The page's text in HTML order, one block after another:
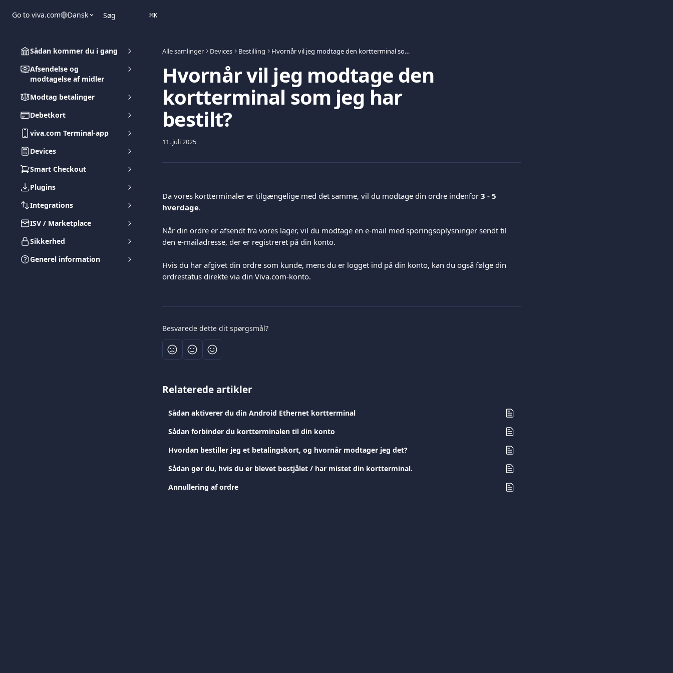
Go to viva.com Dansk Søg ⌘K
Sådan kommer du i gang
Afsendelse og
modtagelse af midler
Modtag betalinger
Debetkort
viva.com Terminal-app
Devices
Smart Checkout
Plugins
Integrations
ISV / Marketplace
Sikkerhed
Generel information
Alle samlinger Devices Bestilling Hvornår vil jeg modtage den kortterminal som jeg har bestilt?
Hvornår vil jeg modtage den
kortterminal som jeg har
bestilt?
11. juli 2025
Da vores kortterminaler er tilgængelige med det samme, vil du modtage din ordre indenfor 3 - 5
hverdage.
Når din ordre er afsendt fra vores lager, vil du modtage en e-mail med sporingsoplysninger sendt til
den e-mailadresse, der er registreret på din konto.
Hvis du har afgivet din ordre som kunde, mens du er logget ind på din konto, kan du også følge din
ordrestatus direkte via din Viva.com-konto.
Besvarede dette dit spørgsmål?
Relaterede artikler
Sådan aktiverer du din Android Ethernet kortterminal
Sådan forbinder du kortterminalen til din konto
Hvordan bestiller jeg et betalingskort, og hvornår modtager jeg det?
Sådan gør du, hvis du er blevet bestjålet / har mistet din kortterminal.
Annullering af ordre